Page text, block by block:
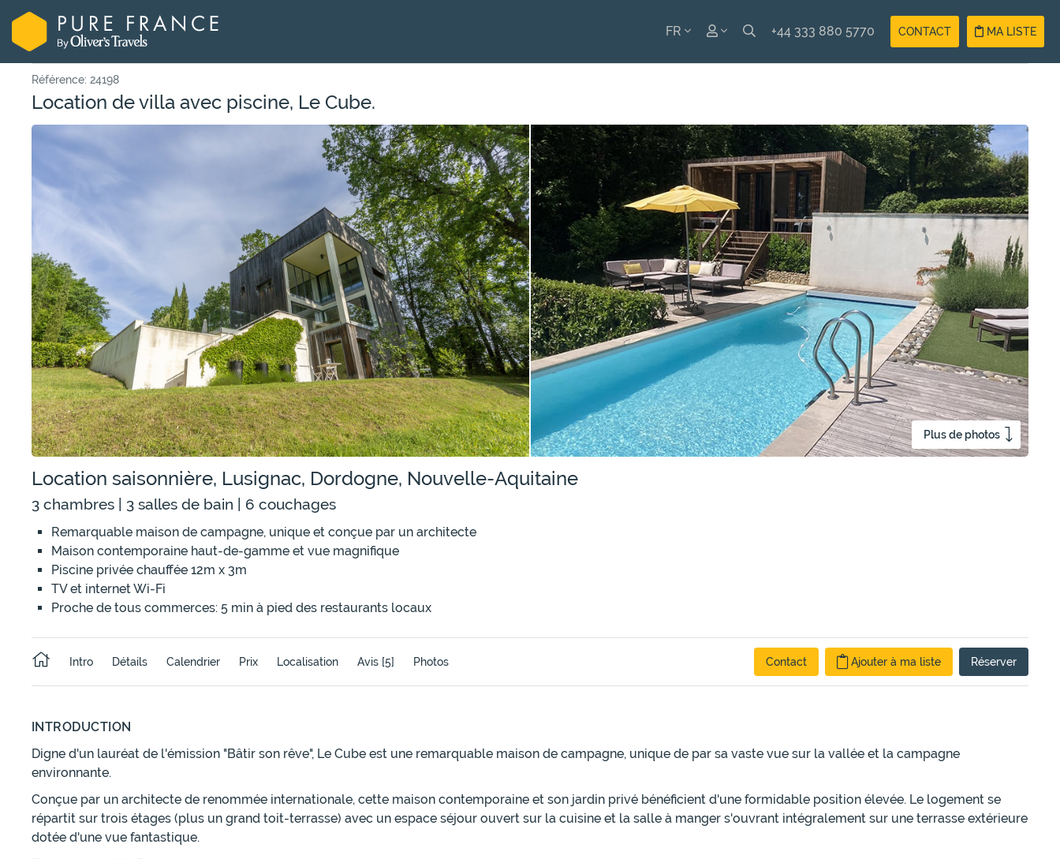
MA LISTE
CONTACT
+44 333 880 5770
Compte
Compte
Propriétaire
FR
ENGLISH
Référence: 24198
Location de villa avec piscine, Le Cube.
Plus de photos
Location saisonnière, Lusignac, Dordogne, Nouvelle-Aquitaine
3 chambres | 3 salles de bain | 6 couchages
Remarquable maison de campagne, unique et conçue par un architecte
Maison contemporaine haut-de-gamme et vue magnifique
Piscine privée chauffée 12m x 3m
TV et internet Wi-Fi
Proche de tous commerces: 5 min à pied des restaurants locaux
Intro Détails Calendrier Prix Localisation Avis [5] Photos Contact Ajouter à ma liste Réserver
INTRODUCTION
Digne d'un lauréat de l'émission "Bâtir son rêve", Le Cube est une remarquable maison de campagne, unique de par sa vaste vue sur la vallée et la campagne
environnante.
Conçue par un architecte de renommée internationale, cette maison contemporaine et son jardin privé bénéficient d'une formidable position élevée. Le logement se
répartit sur trois étages (plus un grand toit-terrasse) avec un espace séjour ouvert sur la cuisine et la salle à manger s'ouvrant intégralement sur une terrasse extérieure
dotée d'une vue fantastique.